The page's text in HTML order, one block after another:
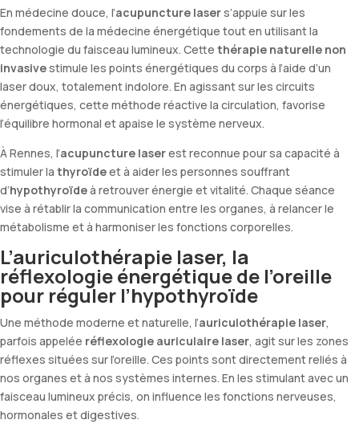
En médecine douce, l’acupuncture lasers’appuie sur les
fondements de la médecine énergétique tout en utilisant la
technologie du faisceau lumineux. Cette thérapie naturelle non
invasivestimule les points énergétiques du corps à l’aide d’un
laser doux, totalement indolore. En agissant sur les circuits
énergétiques, cette méthode réactive la circulation, favorise
l’équilibre hormonal et apaise le système nerveux.
À Rennes, l’acupuncture laserest reconnue pour sa capacité à
stimuler la thyroïdeet à aider les personnes souffrant
d’hypothyroïdeà retrouver énergie et vitalité. Chaque séance
vise à rétablir la communication entre les organes, à relancer le
métabolisme et à harmoniser les fonctions corporelles.
L’auriculothérapie laser, la
réflexologie énergétique de l’oreille
pour réguler l’hypothyroïde
Une méthode moderne et naturelle, l’auriculothérapie laser,
parfois appelée réflexologie auriculaire laser, agit sur les zones
réflexes situées sur l’oreille. Ces points sont directement reliés à
nos organes et à nos systèmes internes. En les stimulant avec un
faisceau lumineux précis, on influence les fonctions nerveuses,
hormonales et digestives.